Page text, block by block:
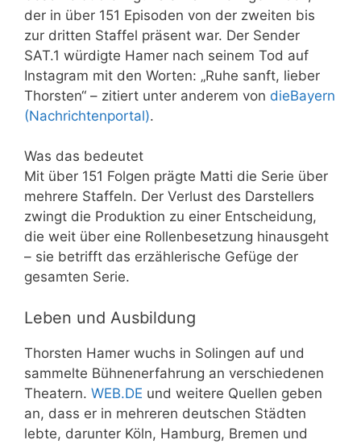
der in über 151 Episoden von der zweiten bis
zur dritten Staffel präsent war. Der Sender
SAT.1 würdigte Hamer nach seinem Tod auf
Instagram mit den Worten: „Ruhe sanft, lieber
Thorsten“ – zitiert unter anderem von dieBayern
(Nachrichtenportal).
Was das bedeutet
Mit über 151 Folgen prägte Matti die Serie über
mehrere Staffeln. Der Verlust des Darstellers
zwingt die Produktion zu einer Entscheidung,
die weit über eine Rollenbesetzung hinausgeht
– sie betrifft das erzählerische Gefüge der
gesamten Serie.
Leben und Ausbildung
Thorsten Hamer wuchs in Solingen auf und
sammelte Bühnenerfahrung an verschiedenen
Theatern. WEB.DE und weitere Quellen geben
an, dass er in mehreren deutschen Städten
lebte, darunter Köln, Hamburg, Bremen und